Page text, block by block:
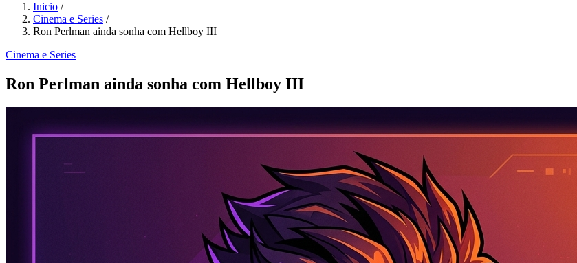
Inicio /
Cinema e Series /
Ron Perlman ainda sonha com Hellboy III
Cinema e Series
Ron Perlman ainda sonha com Hellboy III